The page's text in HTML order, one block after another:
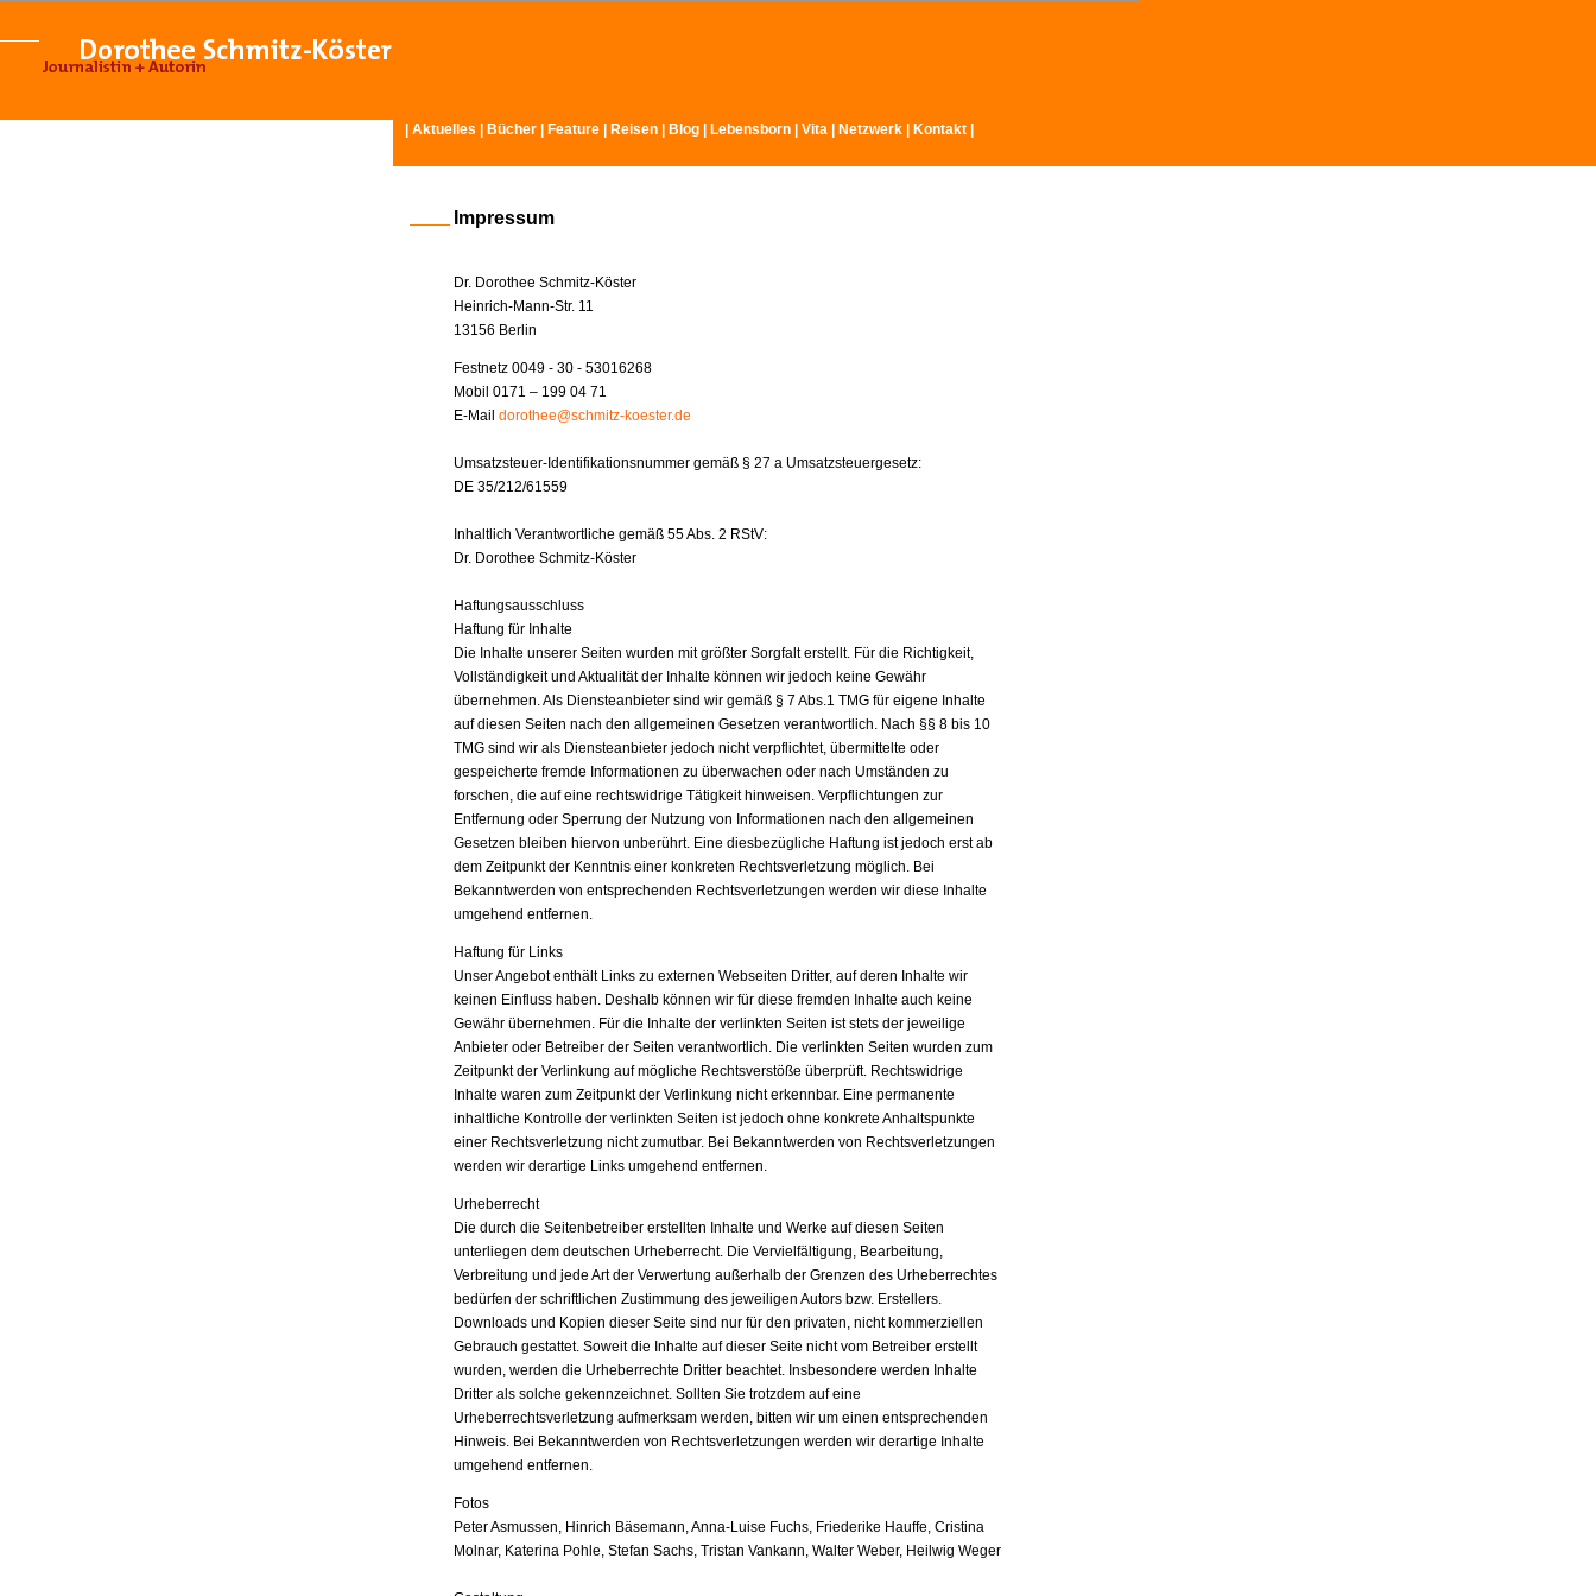
Aktuelles Bücher Feature Reisen Blog Lebensborn Vita Netzwerk Kontakt
Impressum
Dr. Dorothee Schmitz-Köster
Heinrich-Mann-Str. 11
13156 Berlin
Festnetz 0049 - 30 - 53016268
Mobil 0171 – 199 04 71
E-Mail dorothee@schmitz-koester.de
Umsatzsteuer-Identifikationsnummer gemäß § 27 a Umsatzsteuergesetz:
DE 35/212/61559
Inhaltlich Verantwortliche gemäß 55 Abs. 2 RStV:
Dr. Dorothee Schmitz-Köster
Haftungsausschluss
Haftung für Inhalte
Die Inhalte unserer Seiten wurden mit größter Sorgfalt erstellt. Für die Richtigkeit,
Vollständigkeit und Aktualität der Inhalte können wir jedoch keine Gewähr
übernehmen. Als Diensteanbieter sind wir gemäß § 7 Abs.1 TMG für eigene Inhalte
auf diesen Seiten nach den allgemeinen Gesetzen verantwortlich. Nach §§ 8 bis 10
TMG sind wir als Diensteanbieter jedoch nicht verpflichtet, übermittelte oder
gespeicherte fremde Informationen zu überwachen oder nach Umständen zu
forschen, die auf eine rechtswidrige Tätigkeit hinweisen. Verpflichtungen zur
Entfernung oder Sperrung der Nutzung von Informationen nach den allgemeinen
Gesetzen bleiben hiervon unberührt. Eine diesbezügliche Haftung ist jedoch erst ab
dem Zeitpunkt der Kenntnis einer konkreten Rechtsverletzung möglich. Bei
Bekanntwerden von entsprechenden Rechtsverletzungen werden wir diese Inhalte
umgehend entfernen.
Haftung für Links
Unser Angebot enthält Links zu externen Webseiten Dritter, auf deren Inhalte wir
keinen Einfluss haben. Deshalb können wir für diese fremden Inhalte auch keine
Gewähr übernehmen. Für die Inhalte der verlinkten Seiten ist stets der jeweilige
Anbieter oder Betreiber der Seiten verantwortlich. Die verlinkten Seiten wurden zum
Zeitpunkt der Verlinkung auf mögliche Rechtsverstöße überprüft. Rechtswidrige
Inhalte waren zum Zeitpunkt der Verlinkung nicht erkennbar. Eine permanente
inhaltliche Kontrolle der verlinkten Seiten ist jedoch ohne konkrete Anhaltspunkte
einer Rechtsverletzung nicht zumutbar. Bei Bekanntwerden von Rechtsverletzungen
werden wir derartige Links umgehend entfernen.
Urheberrecht
Die durch die Seitenbetreiber erstellten Inhalte und Werke auf diesen Seiten
unterliegen dem deutschen Urheberrecht. Die Vervielfältigung, Bearbeitung,
Verbreitung und jede Art der Verwertung außerhalb der Grenzen des Urheberrechtes
bedürfen der schriftlichen Zustimmung des jeweiligen Autors bzw. Erstellers.
Downloads und Kopien dieser Seite sind nur für den privaten, nicht kommerziellen
Gebrauch gestattet. Soweit die Inhalte auf dieser Seite nicht vom Betreiber erstellt
wurden, werden die Urheberrechte Dritter beachtet. Insbesondere werden Inhalte
Dritter als solche gekennzeichnet. Sollten Sie trotzdem auf eine
Urheberrechtsverletzung aufmerksam werden, bitten wir um einen entsprechenden
Hinweis. Bei Bekanntwerden von Rechtsverletzungen werden wir derartige Inhalte
umgehend entfernen.
Fotos
Peter Asmussen, Hinrich Bäsemann, Anna-Luise Fuchs, Friederike Hauffe, Cristina
Molnar, Katerina Pohle, Stefan Sachs, Tristan Vankann, Walter Weber, Heilwig Weger